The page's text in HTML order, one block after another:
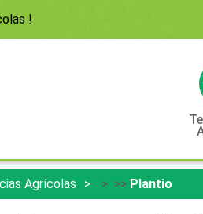
!
Agrícolas > >> Plantio